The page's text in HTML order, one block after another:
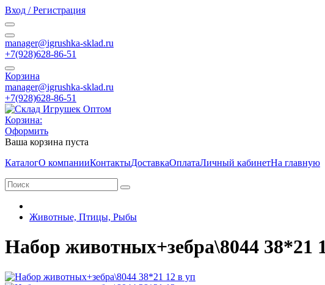
Вход / Регистрация
manager@igrushka-sklad.ru
+7(928)628-86-51
Корзина
manager@igrushka-sklad.ru
+7(928)628-86-51
Корзина:
Оформить
Ваша корзина пуста
КаталогО компанииКонтактыДоставкаОплатаЛичный кабинетНа главную
Животные, Птицы, Рыбы
Набор животных+зебра\8044 38*21